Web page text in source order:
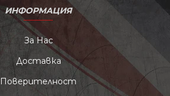
ИНФОРМАЦИЯ
За Нас
Доставка
Поверителност